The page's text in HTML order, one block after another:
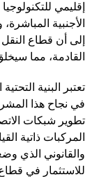
إقليمي
الأجنبية
إلى أن قطاع
القادمة، مما
تعتبر البنية
في نجاح هذا
تطوير شبكات
المركبات ذاتية
والقانوني الذي
للاستثمار في